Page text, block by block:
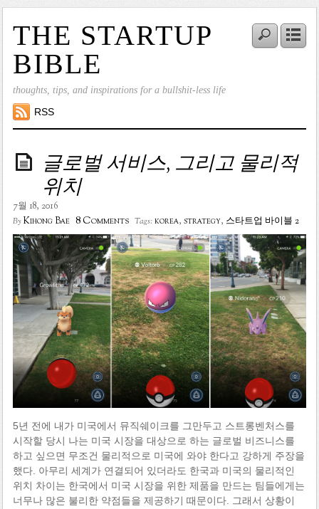
THE STARTUP
BIBLE
thoughts, tips, and inspirations for a bullshit-less life
RSS
글로벌 서비스, 그리고 물리적
위치
7월 18, 2016
ByKihong Bae 8 Comments Tags:korea, strategy, 스타트업 바이블 2
5년 전에 내가 미국에서 뮤직쉐이크를 그만두고 스트롱벤처스를
시작할 당시 나는 미국 시장을 대상으로 하는 글로벌 비즈니스를
하고 싶으면 무조건 물리적으로 미국에 와야 한다고 강하게 주장을
했다. 아무리 세계가 연결되어 있더라도 한국과 미국의 물리적인
위치 차이는 한국에서 미국 시장을 위한 제품을 만드는 팀들에게는
너무나 많은 불리한 약점들을 제공하기 때문이다. 그래서 상황이